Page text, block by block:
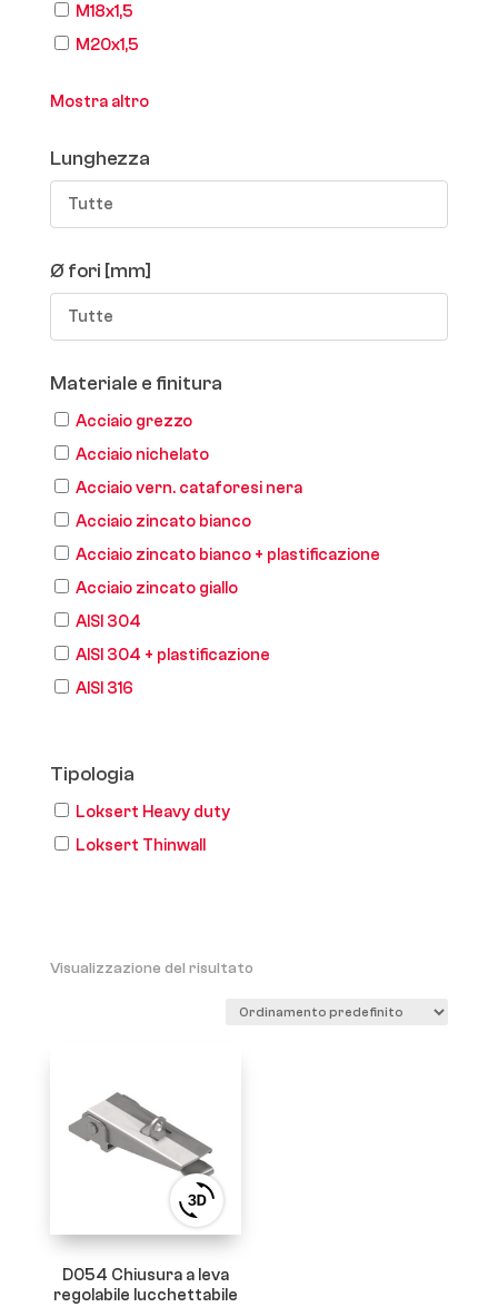
M18x1,5
M20x1,5
Mostra altro
Lunghezza
Tutte
Ø fori [mm]
Tutte
Materiale e finitura
Acciaio grezzo
Acciaio nichelato
Acciaio vern. cataforesi nera
Acciaio zincato bianco
Acciaio zincato bianco + plastificazione
Acciaio zincato giallo
AISI 304
AISI 304 + plastificazione
AISI 316
Tipologia
Loksert Heavy duty
Loksert Thinwall
Visualizzazione del risultato
View
3D
product
D054 Chiusura a leva
regolabile lucchettabile